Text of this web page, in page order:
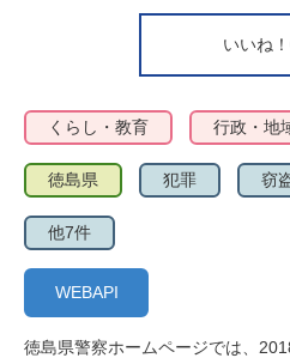
いいね！
くらし・教育 行政・地
徳島県 犯罪 窃
他7件
WEBAPI
徳島県警察ホームページでは、